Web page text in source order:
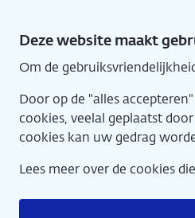
hoofdinhoud
Deze website maakt
Om de
Door op de "alles
cookies, veelal geplaatst
cookies kan uw gedrag
Lees meer over de cookies